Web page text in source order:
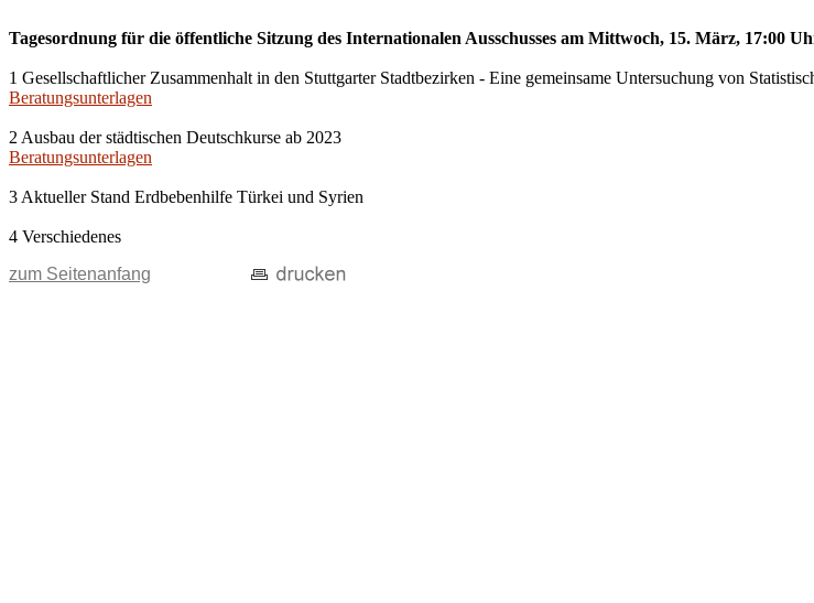
Tagesordnung für die öffentliche Sitzung des Internationalen Ausschusses am Mittwoch, 15. März, 17:00
1 Gesellschaftlicher Zusammenhalt in den Stuttgarter Stadtbezirken - Eine gemeinsame Untersuchung von
Beratungsunterlagen
2 Ausbau der städtischen Deutschkurse ab 2023
Beratungsunterlagen
3 Aktueller Stand Erdbebenhilfe Türkei und Syrien
4 Verschiedenes
zum Seitenanfang